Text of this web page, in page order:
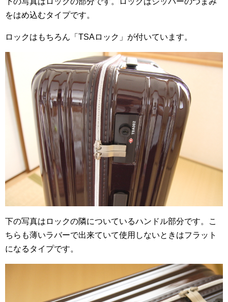
をはめ込むタイプです。
ロックはもちろん「TSAロック」が付いています。
下の写真はロックの隣についているハンドル部分です。こ
ちらも薄いラバーで出来ていて使用しないときはフラット
になるタイプです。